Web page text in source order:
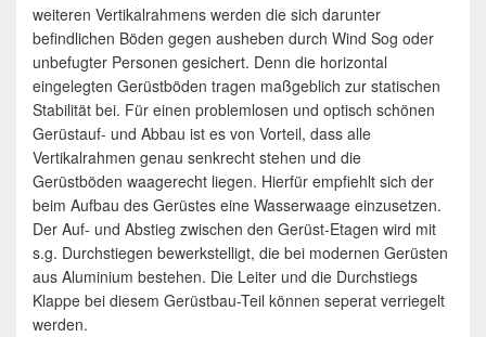
weiteren Vertikalrahmens werden die sich darunter
befindlichen Böden gegen ausheben durch Wind Sog oder
unbefugter Personen gesichert. Denn die horizontal
eingelegten Gerüstböden tragen maßgeblich zur statischen
Stabilität bei. Für einen problemlosen und optisch schönen
Gerüstauf- und Abbau ist es von Vorteil, dass alle
Vertikalrahmen genau senkrecht stehen und die
Gerüstböden waagerecht liegen. Hierfür empfiehlt sich der
beim Aufbau des Gerüstes eine Wasserwaage einzusetzen.
Der Auf- und Abstieg zwischen den Gerüst-Etagen wird mit
s.g. Durchstiegen bewerkstelligt, die bei modernen Gerüsten
aus Aluminium bestehen. Die Leiter und die Durchstiegs
Klappe bei diesem Gerüstbau-Teil können seperat verriegelt
werden.